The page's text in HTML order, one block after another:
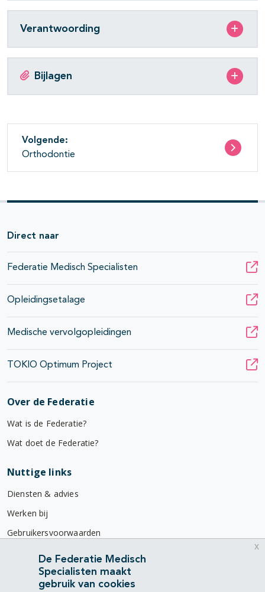
Verantwoording
Bijlagen
Volgende:
Orthodontie
Direct naar
Federatie Medisch Specialisten
Opleidingsetalage
Medische vervolgopleidingen
TOKIO Optimum Project
Over de Federatie
Wat is de Federatie?
Wat doet de Federatie?
Nuttige links
Diensten & advies
Werken bij
Gebruikersvoorwaarden
Privacyverklaring
Contact
De Federatie Medisch
Specialisten maakt
gebruik van cookies
x